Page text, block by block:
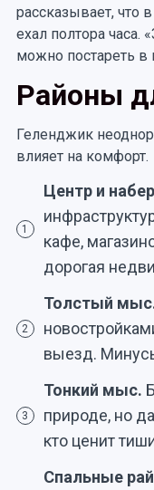
рассказывает, что
ехал полтора часа.
можно постареть в
Районы
Геленджик
влияет на комфорт.
1
Центр и
кафе,
дорогая
2
Толстый
выезд.
3
Тонкий мыс.
природе, но
кто ценит
Спальные